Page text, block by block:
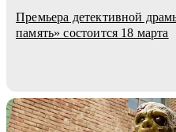
Премьера детективной
память» состоится 18 марта